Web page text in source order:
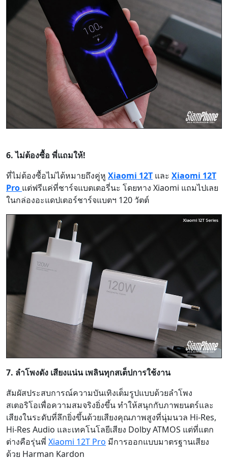
6. ไม่ต้องซื้อ พี่แถมให้!
ที่ไม่ต้องซื้อไม่ได้หมายถึงคู่หู Xiaomi 12T และ Xiaomi 12T
Pro แต่ฟรีแค่ที่ชาร์จแบตเตอรี่นะ โดยทาง Xiaomi แถมไปเลย
ในกล่องอะแดปเตอร์ชาร์จแบตฯ 120 วัตต์
7. ลำโพงดัง เสียงแน่น เพลินทุกสเต็ปการใช้งาน
สัมผัสประสบการณ์ความบันเทิงเต็มรูปแบบด้วยลำโพง
สเตอริโอเพื่อความสมจริงยิ่งขึ้น ทำให้สนุกกับภาพยนตร์และ
เสียงในระดับที่ลึกยิ่งขึ้นด้วยเสียงคุณภาพสูงที่นุ่มนวล Hi-Res,
Hi-Res Audio และเทคโนโลยีเสียง Dolby ATMOS แต่ที่แตก
ต่างคือรุ่นพี่ Xiaomi 12T Pro มีการออกแบบมาตรฐานเสียง
ด้วย Harman Kardon